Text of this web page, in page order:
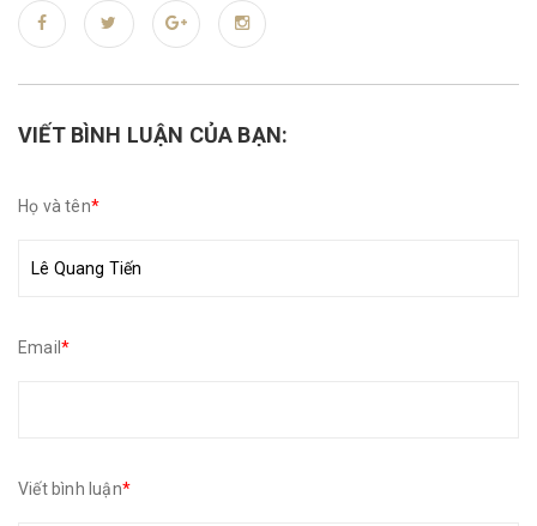
VIẾT BÌNH LUẬN CỦA BẠN:
Họ và tên*
Email *
Viết bình luận*